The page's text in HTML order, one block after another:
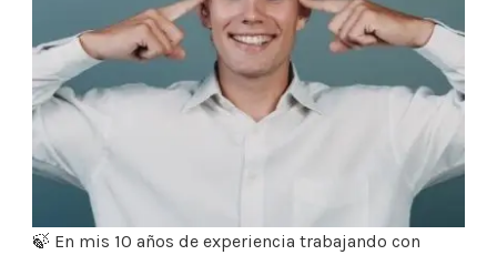
🍃 En mis 10 años de experiencia trabajando con